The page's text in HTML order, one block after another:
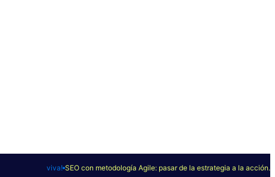
viva! SEO con metodología Agile: pasar de la estrategia a la acción.